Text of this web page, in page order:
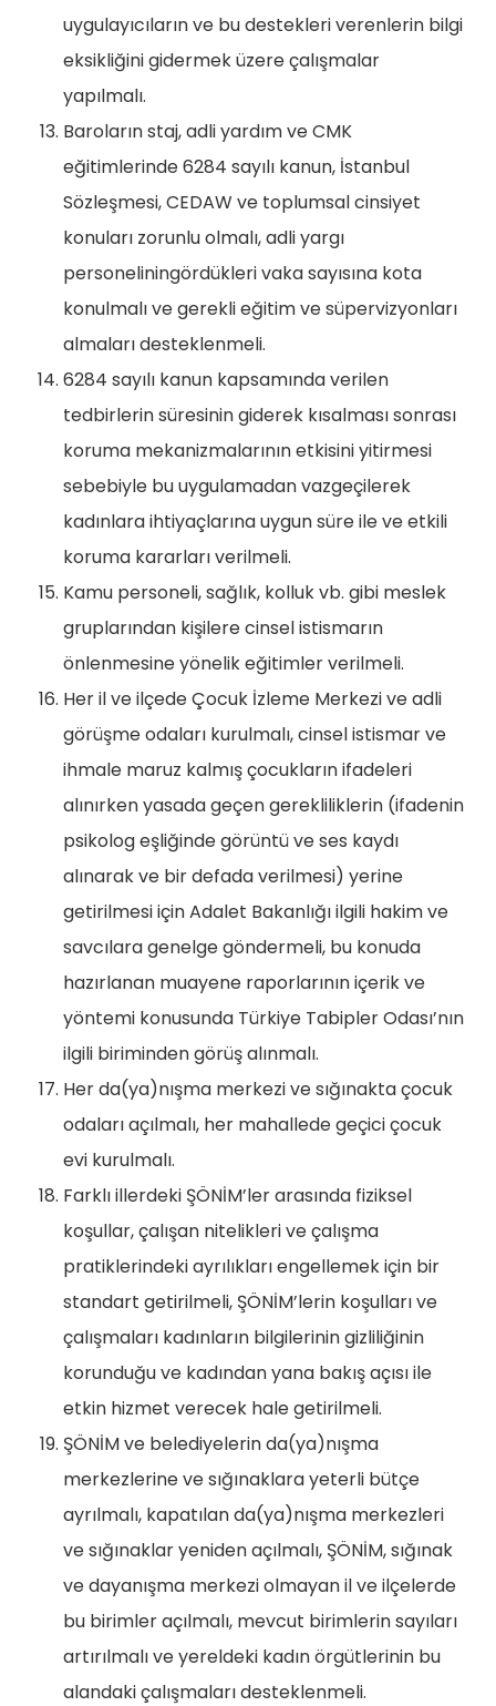
uygulayıcıların ve bu destekleri verenlerin bilgi
eksikliğini gidermek üzere çalışmalar
yapılmalı.
Baroların staj, adli yardım ve CMK
eğitimlerinde 6284 sayılı kanun, İstanbul
Sözleşmesi, CEDAW ve toplumsal cinsiyet
konuları zorunlu olmalı, adli yargı
personeliningördükleri vaka sayısına kota
konulmalı ve gerekli eğitim ve süpervizyonları
almaları desteklenmeli.
6284 sayılı kanun kapsamında verilen
tedbirlerin süresinin giderek kısalması sonrası
koruma mekanizmalarının etkisini yitirmesi
sebebiyle bu uygulamadan vazgeçilerek
kadınlara ihtiyaçlarına uygun süre ile ve etkili
koruma kararları verilmeli.
Kamu personeli, sağlık, kolluk vb. gibi meslek
gruplarından kişilere cinsel istismarın
önlenmesine yönelik eğitimler verilmeli.
Her il ve ilçede Çocuk İzleme Merkezi ve adli
görüşme odaları kurulmalı, cinsel istismar ve
ihmale maruz kalmış çocukların ifadeleri
alınırken yasada geçen gerekliliklerin (ifadenin
psikolog eşliğinde görüntü ve ses kaydı
alınarak ve bir defada verilmesi) yerine
getirilmesi için Adalet Bakanlığı ilgili hakim ve
savcılara genelge göndermeli, bu konuda
hazırlanan muayene raporlarının içerik ve
yöntemi konusunda Türkiye Tabipler Odası’nın
ilgili biriminden görüş alınmalı.
Her da(ya)nışma merkezi ve sığınakta çocuk
odaları açılmalı, her mahallede geçici çocuk
evi kurulmalı.
Farklı illerdeki ŞÖNİM’ler arasında fiziksel
koşullar, çalışan nitelikleri ve çalışma
pratiklerindeki ayrılıkları engellemek için bir
standart getirilmeli, ŞÖNİM’lerin koşulları ve
çalışmaları kadınların bilgilerinin gizliliğinin
korunduğu ve kadından yana bakış açısı ile
etkin hizmet verecek hale getirilmeli.
ŞÖNİM ve belediyelerin da(ya)nışma
merkezlerine ve sığınaklara yeterli bütçe
ayrılmalı, kapatılan da(ya)nışma merkezleri
ve sığınaklar yeniden açılmalı, ŞÖNİM, sığınak
ve dayanışma merkezi olmayan il ve ilçelerde
bu birimler açılmalı, mevcut birimlerin sayıları
artırılmalı ve yereldeki kadın örgütlerinin bu
alandaki çalışmaları desteklenmeli.